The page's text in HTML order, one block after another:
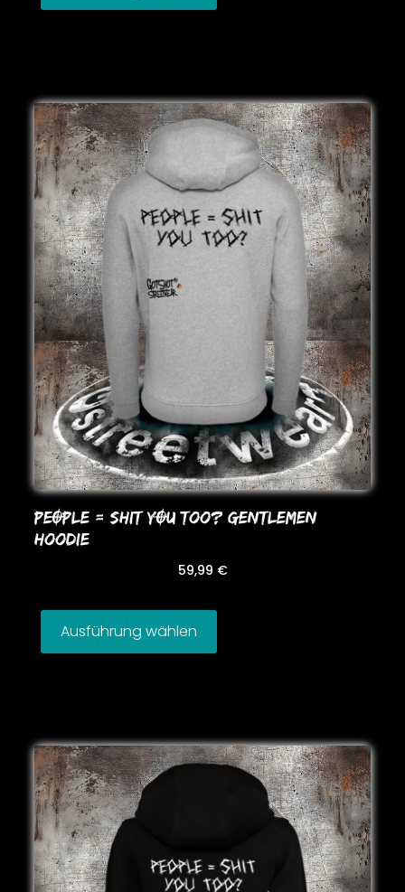
PEOPLE = SHIT YOU Too? GENTLEMEN
HooDIE
59,99 €
Ausführung wählen